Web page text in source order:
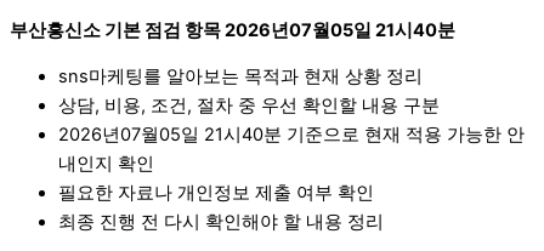
부산흥신소 기본 점검 항목 2026년07월05일 21시40분
sns마케팅를 알아보는 목적과 현재 상황 정리
상담, 비용, 조건, 절차 중 우선 확인할 내용 구분
2026년07월05일 21시40분 기준으로 현재 적용 가능한 안
내인지 확인
필요한 자료나 개인정보 제출 여부 확인
최종 진행 전 다시 확인해야 할 내용 정리